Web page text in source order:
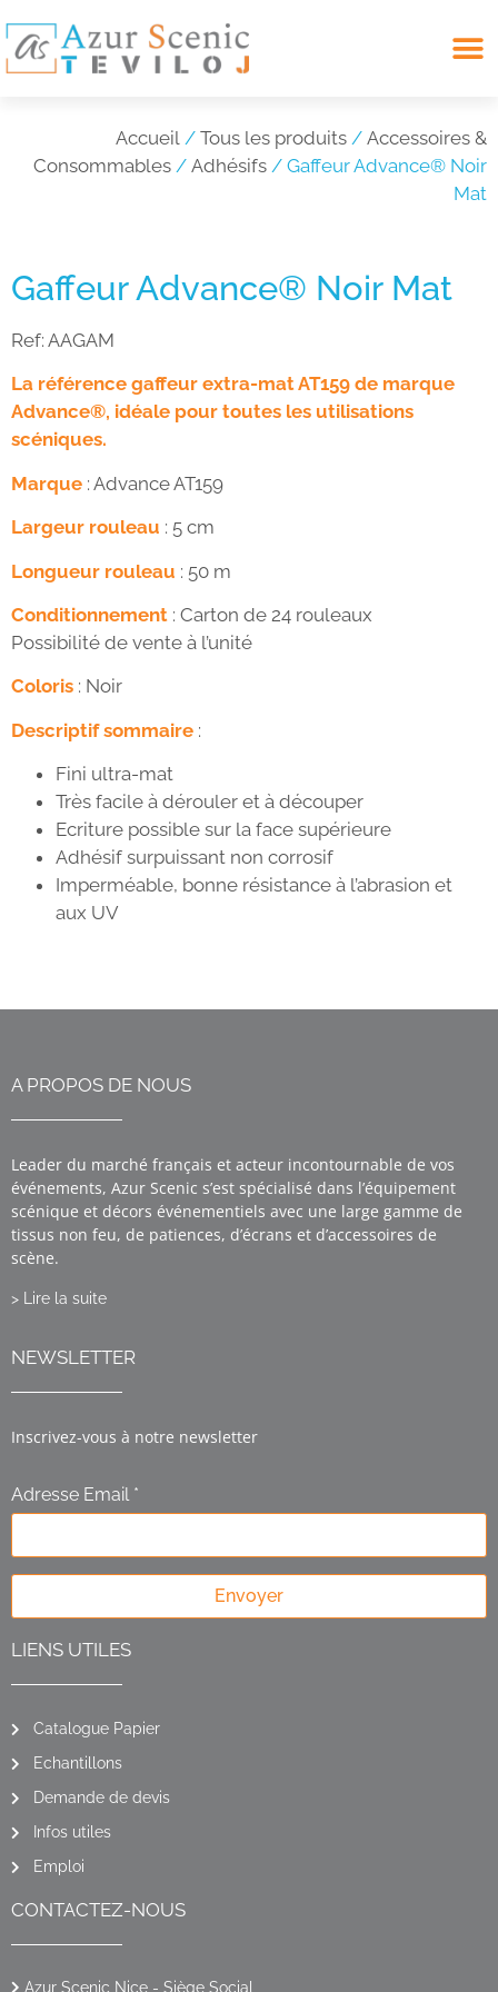
Accueil / Tous les produits / Accessoires &
Consommables / Adhésifs / Gaffeur Advance® Noir
Mat
Gaffeur Advance® Noir Mat
Ref: AAGAM
La référence gaffeur extra-mat AT159 de marque
Advance®, idéale pour toutes les utilisations
scéniques.
Marque : Advance AT159
Largeur rouleau : 5 cm
Longueur rouleau : 50 m
Conditionnement : Carton de 24 rouleaux
Possibilité de vente à l’unité
Coloris : Noir
Descriptif sommaire :
Fini ultra-mat
Très facile à dérouler et à découper
Ecriture possible sur la face supérieure
Adhésif surpuissant non corrosif
Imperméable, bonne résistance à l’abrasion et
aux UV
A PROPOS DE NOUS
Leader du marché français et acteur incontournable de vos
événements, Azur Scenic s’est spécialisé dans l’équipement
scénique et décors événementiels avec une large gamme de
tissus non feu, de patiences, d’écrans et d’accessoires de
scène.
> Lire la suite
NEWSLETTER
Inscrivez-vous à notre newsletter
Adresse Email *
Envoyer
LIENS UTILES
Catalogue Papier
Echantillons
Demande de devis
Infos utiles
Emploi
CONTACTEZ-NOUS
Azur Scenic Nice - Siège Social